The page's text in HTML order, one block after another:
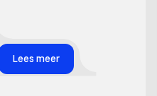
Lees meer